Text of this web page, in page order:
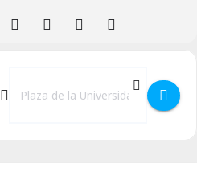
- Presentación del libro Guerra
Destination Address -